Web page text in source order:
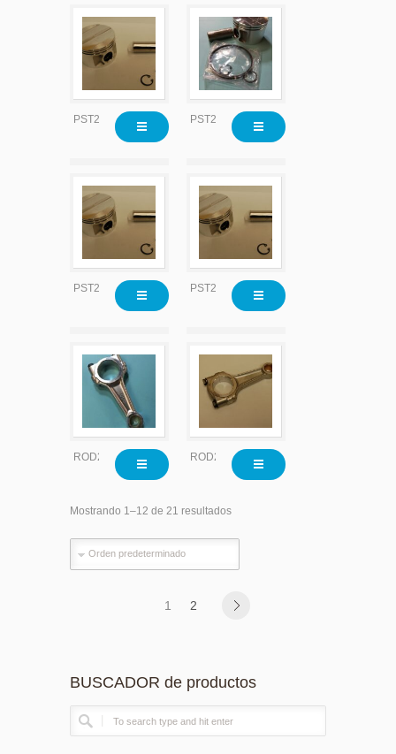
PST2215 PST2215X020
PST2215X020 PST2215X030
ROD2200 ROD2200
Mostrando 1–12 de 21 resultados
1 2
BUSCADOR de productos